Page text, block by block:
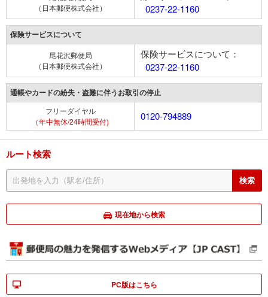
（日本郵便株式会社）
0237-22-1160
保険サービスについて
尾花沢郵便局
（日本郵便株式会社）
保険サービスについて：
0237-22-1160
通帳やカードの紛失・盗難に伴うお取引の停止
フリーダイヤル
（年中無休/24時間受付)
0120-794889
ルート検索
現在地から検索
PC版はこちら